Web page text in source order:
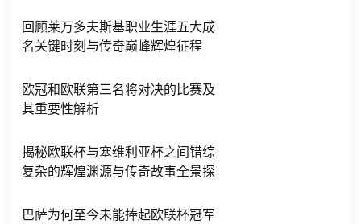
回顾莱万多夫斯基职业生涯五大成
名关键时刻与传奇巅峰辉煌征程
欧冠和欧联第三名将对决的比赛及
其重要性解析
揭秘欧联杯与塞维利亚杯之间错综
复杂的辉煌渊源与传奇故事全景探
巴萨为何至今未能捧起欧联杯冠军